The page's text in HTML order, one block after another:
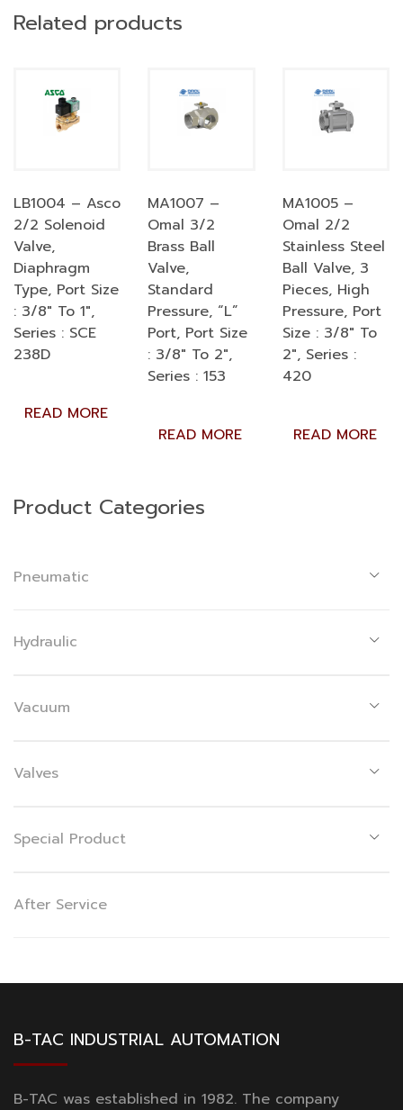
Related products
LB1004 – Asco
2/2 Solenoid
Valve,
Diaphragm
Type, Port Size
: 3/8″ To 1″,
Series : SCE
238D
READ MORE
MA1007 –
Omal 3/2
Brass Ball
Valve,
Standard
Pressure, “L”
Port, Port Size
: 3/8″ To 2″,
Series : 153
READ MORE
MA1005 –
Omal 2/2
Stainless Steel
Ball Valve, 3
Pieces, High
Pressure, Port
Size : 3/8″ To
2″, Series :
420
READ MORE
Product Categories
Pneumatic
Hydraulic
Vacuum
Valves
Special Product
After Service
B-TAC INDUSTRIAL AUTOMATION
B-TAC was established in 1982. The company